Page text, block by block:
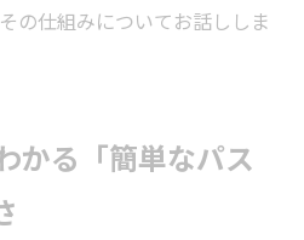
の仕組みについてお話ししま
かる「簡単なパス